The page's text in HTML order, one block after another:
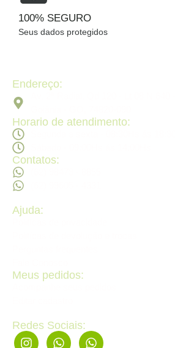
100% SEGURO
Seus dados protegidos
Endereço:
Horario de atendimento:
Contatos:
Ajuda:
Meus pedidos:
Redes Sociais: